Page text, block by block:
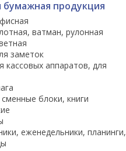
бумажная продукция
ватман, рулонная
заметок
кассовых аппаратов, для
блоки, книги
еженедельники, планинги,